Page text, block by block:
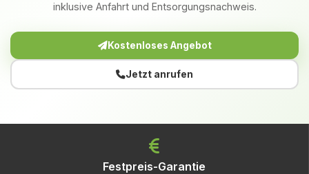
inklusive Anfahrt und Entsorgungsnachweis.
Kostenloses Angebot
Jetzt anrufen
Festpreis-Garantie